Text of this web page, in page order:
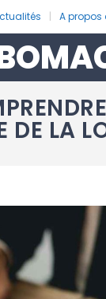
A propos
DE LA